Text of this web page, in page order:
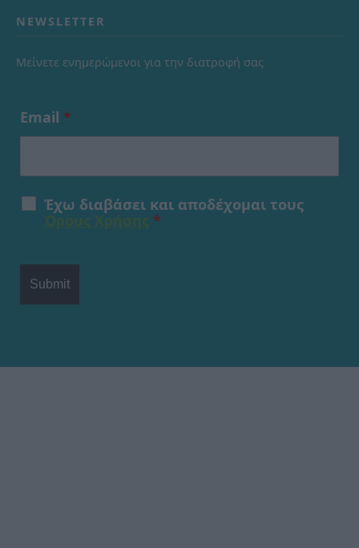
NEWSLETTER
Μείνετε ενημερώμενοι για την διατροφή σας
Email *
Έχω διαβάσει και αποδέχομαι τους
*